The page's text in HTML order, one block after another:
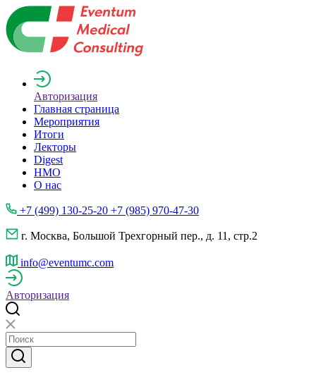
Авторизация
Главная страница
Мероприятия
Итоги
Лекторы
Digest
НМО
О нас
+7 (499) 130-25-20 +7 (985) 970-47-30
г. Москва, Большой Трехгорный пер., д. 11, стр.2
info@eventumc.com
Авторизация